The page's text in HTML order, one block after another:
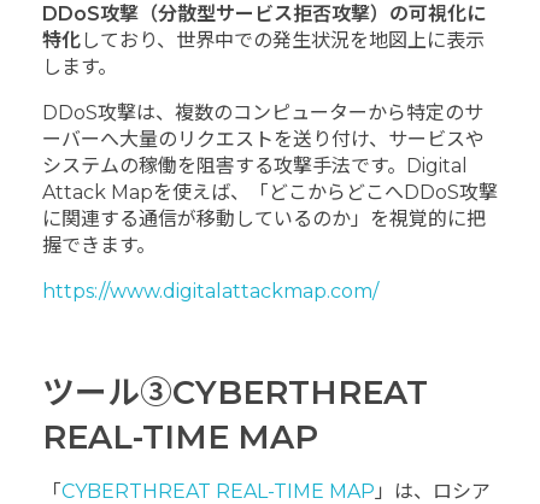
DDoS攻撃（分散型サービス拒否攻撃）の可視化に
特化 しており、世界中での発生状況を地図上に表示
します。
DDoS攻撃は、複数のコンピューターから特定のサ
ーバーへ大量のリクエストを送り付け、サービスや
システムの稼働を阻害する攻撃手法です。Digital
Attack Mapを使えば、「どこからどこへDDoS攻撃
に関連する通信が移動しているのか」を視覚的に把
握できます。
https://www.digitalattackmap.com/
ツール③CYBERTHREAT
REAL-TIME MAP
「CYBERTHREAT REAL-TIME MAP 」は、ロシア